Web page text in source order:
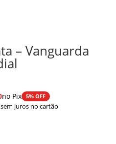
– Vanguarda
no Pix 5% OFF
juros no cartão